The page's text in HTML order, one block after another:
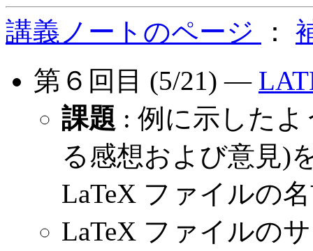
講義ノートのページ
：
第６回目 (5/21) ―
課題 : 例に示した
る感想および意見)
LaTeX ファイルの
LaTeX ファイルの